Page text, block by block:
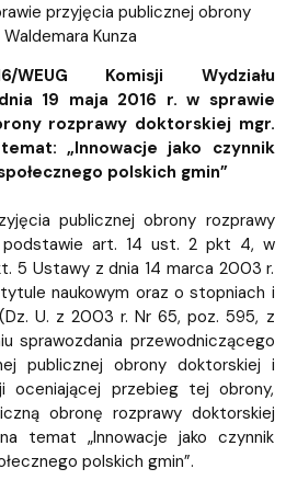
przyjęcia publicznej obrony
Kunza
WEUG Komisji Wydziału
19 maja 2016 r. w sprawie
rozprawy doktorskiej mgr.
„Innowacje jako czynnik
polskich gmin”
publicznej obrony rozprawy
podstawie art. 14 ust. 2 pkt 4, w
5 Ustawy z dnia 14 marca 2003 r.
naukowym oraz o stopniach i
U. z 2003 r. Nr 65, poz. 595, z
sprawozdania przewodniczącego
publicznej obrony doktorskiej i
oceniającej przebieg tej obrony,
obronę rozprawy doktorskiej
temat „Innowacje jako czynnik
polskich gmin”.